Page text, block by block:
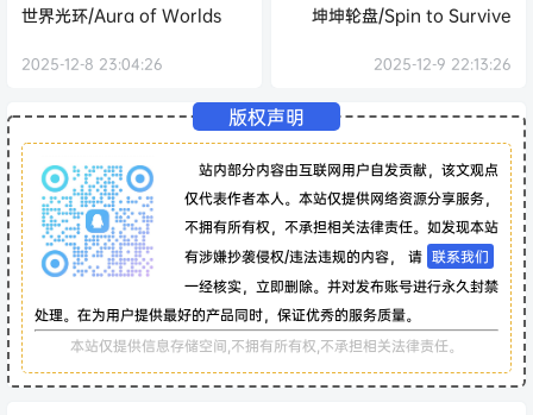
世界光环/Aura of Worlds
2025-12-8 23:04:26
坤坤轮盘/Spin to Survive
2025-12-9 22:13:26
版权声明
站内部分内容由互联网用户自发贡献，该文观点
仅代表作者本人。本站仅提供网络资源分享服务，
不拥有所有权，不承担相关法律责任。如发现本站
有涉嫌抄袭侵权/违法违规的内容， 请 联系我们
一经核实，立即删除。并对发布账号进行永久封禁
处理。在为用户提供最好的产品同时，保证优秀的服务质量。
本站仅提供信息存储空间,不拥有所有权,不承担相关法律责任。